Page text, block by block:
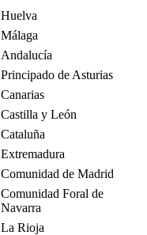
Huelva
Málaga
Andalucía
Principado de Asturias
Canarias
Castilla y León
Cataluña
Extremadura
Comunidad de Madrid
Comunidad Foral de
Navarra
La Rioja